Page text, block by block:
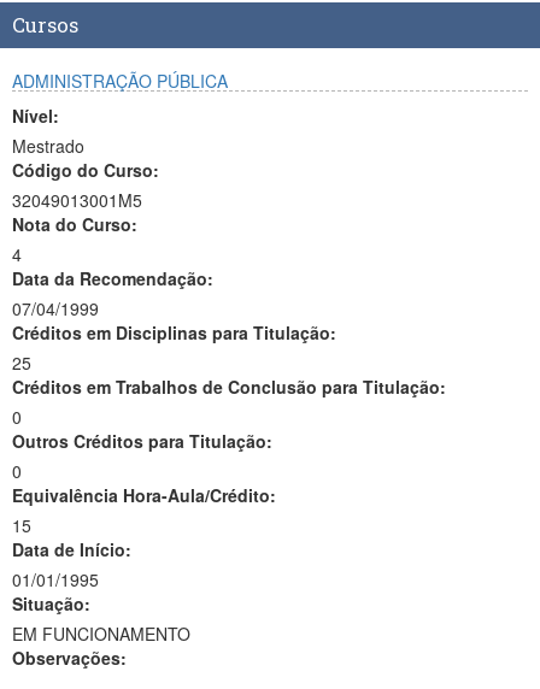
Cursos
ADMINISTRAÇÃO PÚBLICA
Nível:
Mestrado
Código do Curso:
32049013001M5
Nota do Curso:
4
Data da Recomendação:
07/04/1999
Créditos em Disciplinas para Titulação:
25
Créditos em Trabalhos de Conclusão para Titulação:
0
Outros Créditos para Titulação:
0
Equivalência Hora-Aula/Crédito:
15
Data de Início:
01/01/1995
Situação:
EM FUNCIONAMENTO
Observações: